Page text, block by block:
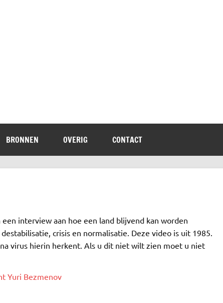
BRONNEN OVERIG CONTACT
interview aan hoe een land blijvend kan worden
crisis en normalisatie. Deze video is uit 1985.
virus hierin herkent. Als u dit niet wilt zien moet u niet
Yuri Bezmenov